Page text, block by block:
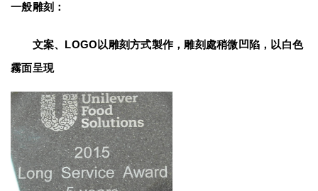
一般雕刻：
文案、LOGO以雕刻方式製作，雕刻處稍微凹陷，以白色
霧面呈現